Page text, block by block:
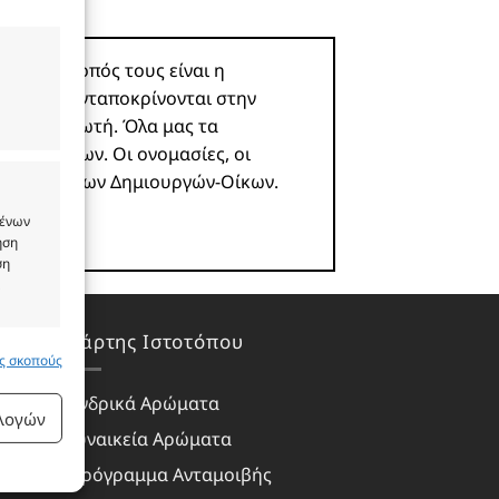
ενεργό
σκοπούς
Σκοπός τους είναι η
δεν ανταποκρίνονται στην
καταναλωτή. Όλα μας τα
οίκων. Οι ονομασίες, οι
των Δημιουργών-Οίκων.
Χάρτης Ιστοτόπου
Ανδρικά Αρώματα
Γυναικεία Αρώματα
Πρόγραμμα Ανταμοιβής